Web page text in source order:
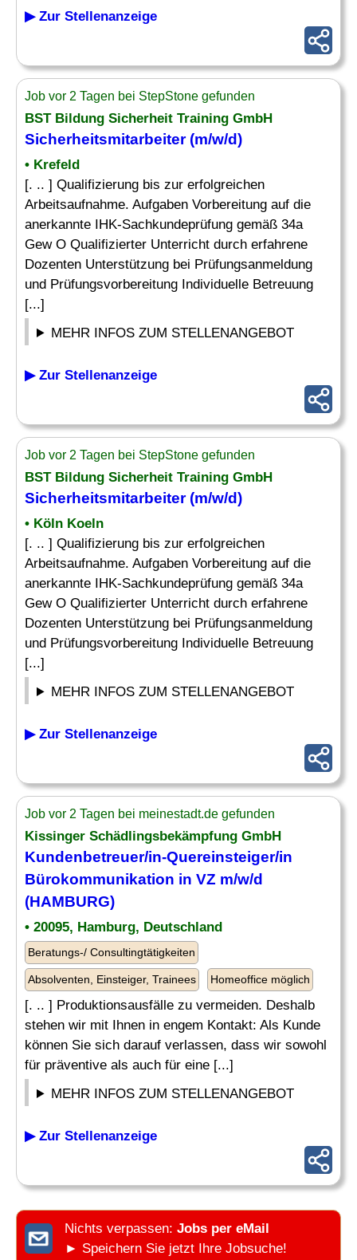
▶ Zur Stellenanzeige
Job vor 2 Tagen bei StepStone gefunden
BST Bildung Sicherheit Training GmbH
Sicherheitsmitarbeiter (m/w/d)
• Krefeld
[. .. ] Qualifizierung bis zur erfolgreichen
Arbeitsaufnahme. Aufgaben Vorbereitung auf die
anerkannte IHK-Sachkundeprüfung gemäß 34a
Gew O Qualifizierter Unterricht durch erfahrene
Dozenten Unterstützung bei Prüfungsanmeldung
und Prüfungsvorbereitung Individuelle Betreuung
[...]
MEHR INFOS ZUM STELLENANGEBOT
▶ Zur Stellenanzeige
Job vor 2 Tagen bei StepStone gefunden
BST Bildung Sicherheit Training GmbH
Sicherheitsmitarbeiter (m/w/d)
• Köln Koeln
[. .. ] Qualifizierung bis zur erfolgreichen
Arbeitsaufnahme. Aufgaben Vorbereitung auf die
anerkannte IHK-Sachkundeprüfung gemäß 34a
Gew O Qualifizierter Unterricht durch erfahrene
Dozenten Unterstützung bei Prüfungsanmeldung
und Prüfungsvorbereitung Individuelle Betreuung
[...]
MEHR INFOS ZUM STELLENANGEBOT
▶ Zur Stellenanzeige
Job vor 2 Tagen bei meinestadt.de gefunden
Kissinger Schädlingsbekämpfung GmbH
Kundenbetreuer/in-Quereinsteiger/in
Bürokommunikation in VZ m/w/d
(HAMBURG)
• 20095, Hamburg, Deutschland
Beratungs-/ Consultingtätigkeiten
Absolventen, Einsteiger, Trainees Homeoffice möglich
[. .. ] Produktionsausfälle zu vermeiden. Deshalb
stehen wir mit Ihnen in engem Kontakt: Als Kunde
können Sie sich darauf verlassen, dass wir sowohl
für präventive als auch für eine [...]
MEHR INFOS ZUM STELLENANGEBOT
▶ Zur Stellenanzeige
Nichts verpassen: Jobs per eMail
► Speichern Sie jetzt Ihre Jobsuche!